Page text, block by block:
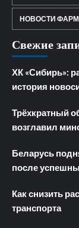
НОВОСТИ
Свежие
ХК «Сибирь»:
история
Трёхкратный
возглавил
Беларусь
после
Как снизить
транспорта